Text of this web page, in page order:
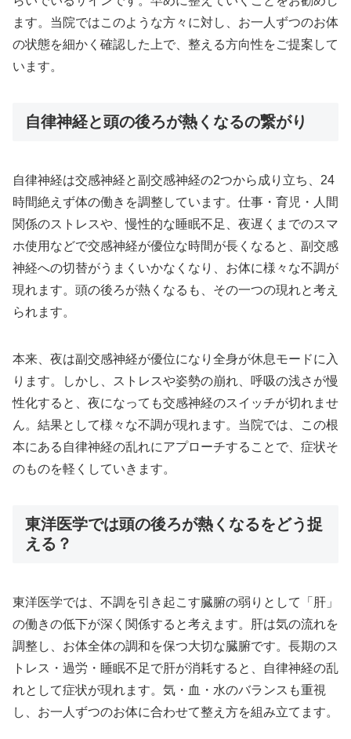
ます。当院ではこのような方々に対し、お一人ずつのお体
の状態を細かく確認した上で、整える方向性をご提案して
います。
自律神経と頭の後ろが熱くなるの繋がり
自律神経は交感神経と副交感神経の2つから成り立ち、24
時間絶えず体の働きを調整しています。仕事・育児・人間
関係のストレスや、慢性的な睡眠不足、夜遅くまでのスマ
ホ使用などで交感神経が優位な時間が長くなると、副交感
神経への切替がうまくいかなくなり、お体に様々な不調が
現れます。頭の後ろが熱くなるも、その一つの現れと考え
られます。
本来、夜は副交感神経が優位になり全身が休息モードに入
ります。しかし、ストレスや姿勢の崩れ、呼吸の浅さが慢
性化すると、夜になっても交感神経のスイッチが切れませ
ん。結果として様々な不調が現れます。当院では、この根
本にある自律神経の乱れにアプローチすることで、症状そ
のものを軽くしていきます。
東洋医学では頭の後ろが熱くなるをどう捉
える？
東洋医学では、不調を引き起こす臓腑の弱りとして「肝」
の働きの低下が深く関係すると考えます。肝は気の流れを
調整し、お体全体の調和を保つ大切な臓腑です。長期のス
トレス・過労・睡眠不足で肝が消耗すると、自律神経の乱
れとして症状が現れます。気・血・水のバランスも重視
し、お一人ずつのお体に合わせて整え方を組み立てます。